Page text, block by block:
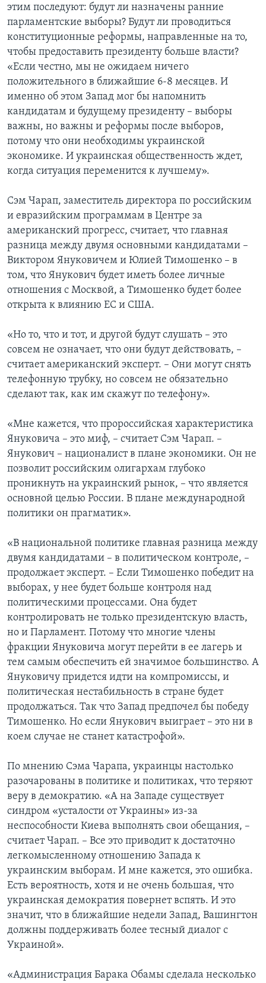
этим последуют: будут ли назначены ранние
парламентские выборы? Будут ли проводиться
конституционные реформы, направленные на то,
чтобы предоставить президенту больше власти?
«Если честно, мы не ожидаем ничего
положительного в ближайшие 6-8 месяцев. И
именно об этом Запад мог бы напомнить
кандидатам и будущему президенту – выборы
важны, но важны и реформы после выборов,
потому что они необходимы украинской
экономике. И украинская общественность ждет,
когда ситуация переменится к лучшему».
Сэм Чарап, заместитель директора по российским
и евразийским программам в Центре за
американский прогресс, считает, что главная
разница между двумя основными кандидатами –
Виктором Януковичем и Юлией Тимошенко – в
том, что Янукович будет иметь более личные
отношения с Москвой, а Тимошенко будет более
открыта к влиянию ЕС и США.
«Но то, что и тот, и другой будут слушать – это
совсем не означает, что они будут действовать, –
считает американский эксперт. – Они могут снять
телефонную трубку, но совсем не обязательно
сделают так, как им скажут по телефону».
«Мне кажется, что пророссийская характеристика
Януковича – это миф, – считает Сэм Чарап. –
Янукович – националист в плане экономики. Он не
позволит российским олигархам глубоко
проникнуть на украинский рынок, – что является
основной целью России. В плане международной
политики он прагматик».
«В национальной политике главная разница между
двумя кандидатами – в политическом контроле, –
продолжает эксперт. – Если Тимошенко победит на
выборах, у нее будет больше контроля над
политическими процессами. Она будет
контролировать не только президентскую власть,
но и Парламент. Потому что многие члены
фракции Януковича могут перейти в ее лагерь и
тем самым обеспечить ей значимое большинство. А
Януковичу придется идти на компромиссы, и
политическая нестабильность в стране будет
продолжаться. Так что Запад предпочел бы победу
Тимошенко. Но если Янукович выиграет – это ни в
коем случае не станет катастрофой».
По мнению Сэма Чарапа, украинцы настолько
разочарованы в политике и политиках, что теряют
веру в демократию. «А на Западе существует
синдром «усталости от Украины» из-за
неспособности Киева выполнять свои обещания, –
считает Чарап. – Все это приводит к достаточно
легкомысленному отношению Запада к
украинским выборам. И мне кажется, это ошибка.
Есть вероятность, хотя и не очень большая, что
украинская демократия повернет вспять. И это
значит, что в ближайшие недели Запад, Вашингтон
должны поддерживать более тесный диалог с
Украиной».
«Администрация Барака Обамы сделала несколько